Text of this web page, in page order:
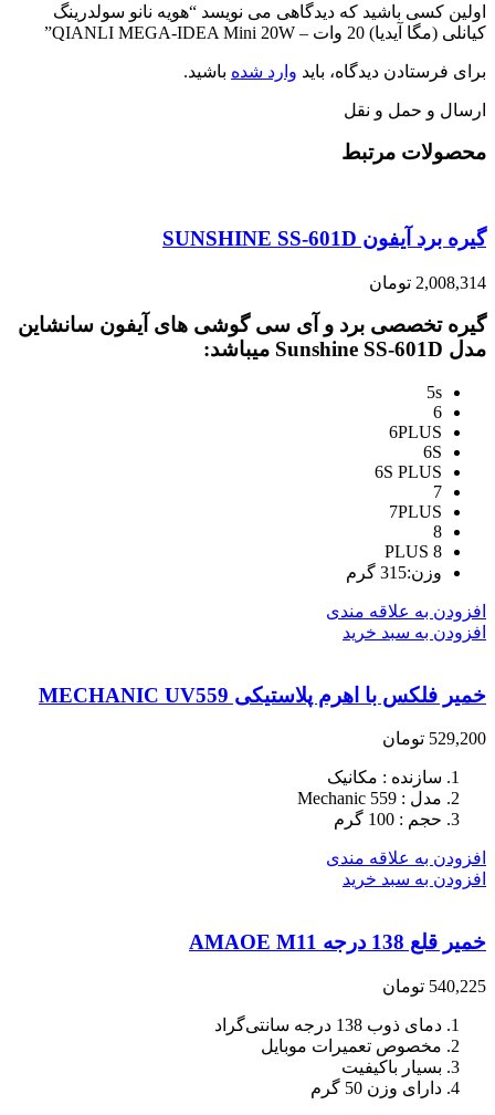
اولین کسی باشید که دیدگاهی می نویسد “هویه نانو سولدرینگ
کیانلی (مگا آیدیا) 20 وات – QIANLI MEGA-IDEA Mini 20W”
برای فرستادن دیدگاه، باید وارد شده باشید.
ارسال و حمل و نقل
محصولات مرتبط
گیره برد آیفون SUNSHINE SS-601D
2,008,314 تومان
گیره تخصصی برد و آی سی گوشی های آیفون سانشاین
مدل Sunshine SS-601D میباشد:
5s
6
6PLUS
6S
6S PLUS
7
7PLUS
8
8 PLUS
وزن:315 گرم
افزودن به علاقه مندی
افزودن به سبد خرید
خمیر فلکس با اهرم پلاستیکی MECHANIC UV559
529,200 تومان
سازنده : مکانیک
مدل : Mechanic 559
حجم : 100 گرم
افزودن به علاقه مندی
افزودن به سبد خرید
خمیر قلع 138 درجه AMAOE M11
540,225 تومان
دمای ذوب 138 درجه سانتی‌گراد
مخصوص تعمیرات موبایل
بسیار باکیفیت
دارای وزن 50 گرم